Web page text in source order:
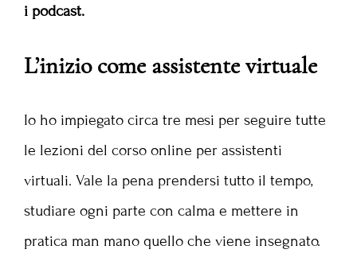
i podcast.
L’inizio come assistente virtuale
Io ho impiegato circa tre mesi per seguire tutte
le lezioni del corso online per assistenti
virtuali. Vale la pena prendersi tutto il tempo,
studiare ogni parte con calma e mettere in
pratica man mano quello che viene insegnato.